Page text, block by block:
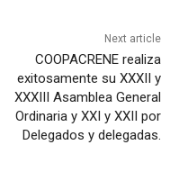
Next article
COOPACRENE realiza
exitosamente su XXXII y
XXXIII Asamblea General
Ordinaria y XXI y XXII por
Delegados y delegadas.